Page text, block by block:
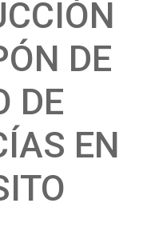
DE
DE
EN